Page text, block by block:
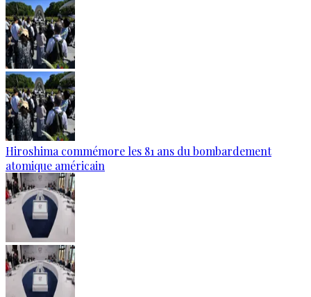
Hiroshima commémore les 81 ans du bombardement
atomique américain